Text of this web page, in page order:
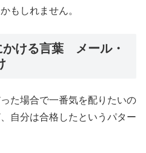
もしれません。
かける言葉 メール・
た場合で一番気を配りたいの
自分は合格したというパター